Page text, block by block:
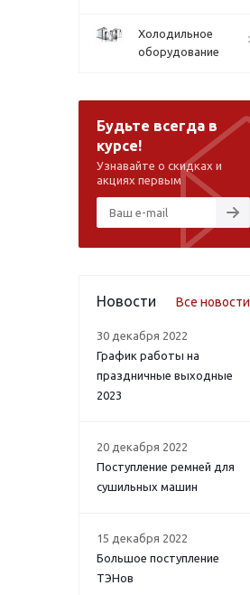
Холодильное
оборудование
Будьте всегда в
курсе!
Узнавайте о скидках и
акциях первым
Новости Все новости
30 декабря 2022
График работы на
праздничные выходные
2023
20 декабря 2022
Поступление ремней для
сушильных машин
15 декабря 2022
Большое поступление
ТЭНов